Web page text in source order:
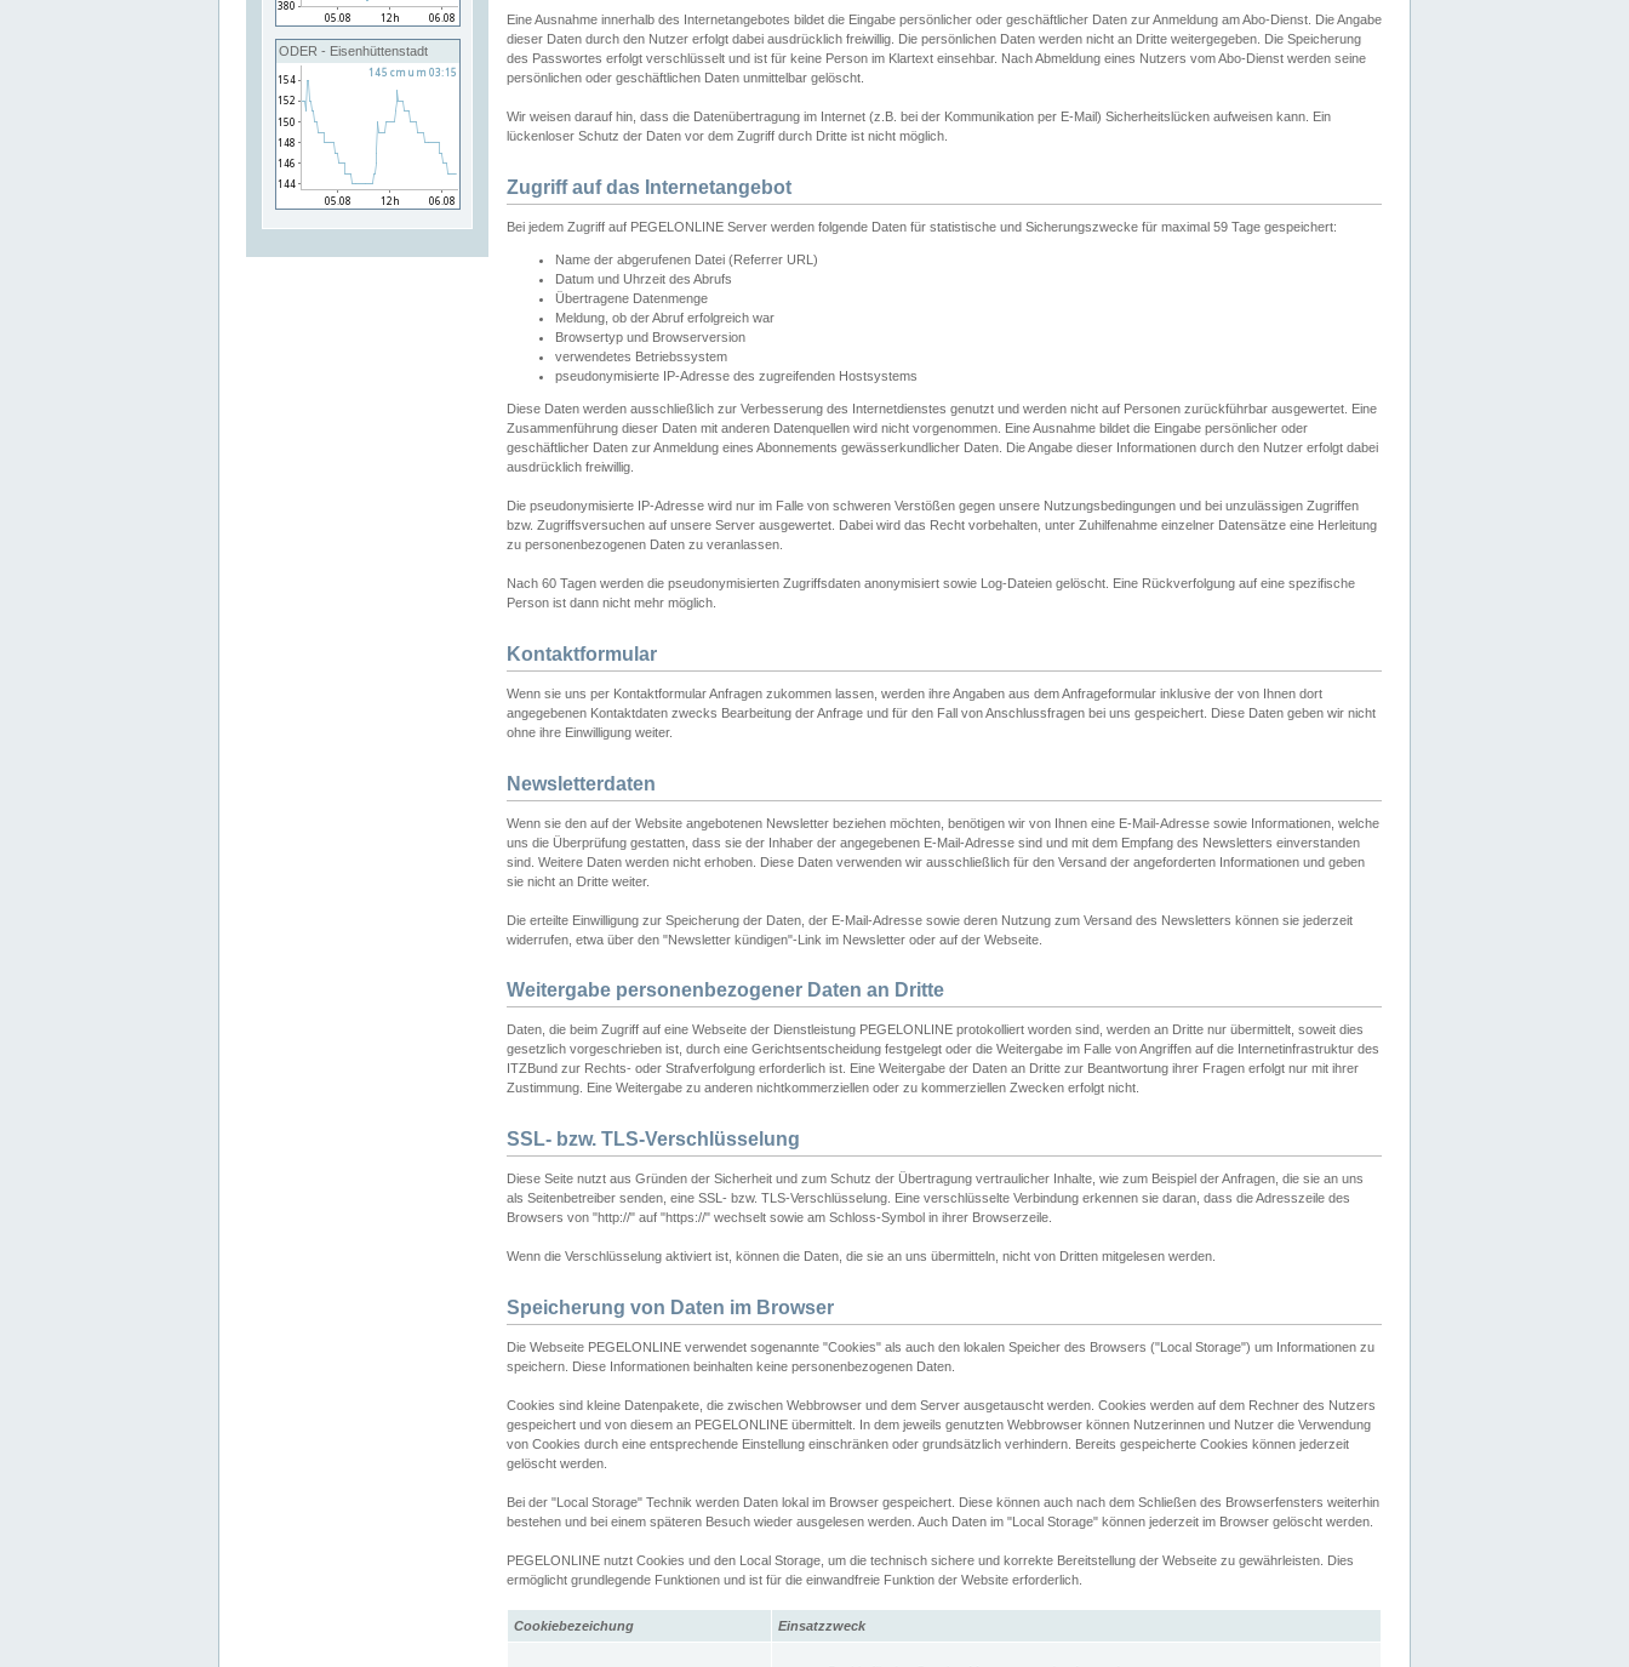
ODER - Eisenhüttenstadt
Eine Ausnahme innerhalb des Internetangebotes bildet die Eingabe persönlicher oder geschäftlicher Daten zur Anmeldung am Abo-Dienst. Die Angabe
dieser Daten durch den Nutzer erfolgt dabei ausdrücklich freiwillig. Die persönlichen Daten werden nicht an Dritte weitergegeben. Die Speicherung
des Passwortes erfolgt verschlüsselt und ist für keine Person im Klartext einsehbar. Nach Abmeldung eines Nutzers vom Abo-Dienst werden seine
persönlichen oder geschäftlichen Daten unmittelbar gelöscht.
Wir weisen darauf hin, dass die Datenübertragung im Internet (z.B. bei der Kommunikation per E-Mail) Sicherheitslücken aufweisen kann. Ein
lückenloser Schutz der Daten vor dem Zugriff durch Dritte ist nicht möglich.
Zugriff auf das Internetangebot
Bei jedem Zugriff auf PEGELONLINE Server werden folgende Daten für statistische und Sicherungszwecke für maximal 59 Tage gespeichert:
Name der abgerufenen Datei (Referrer URL)
Datum und Uhrzeit des Abrufs
Übertragene Datenmenge
Meldung, ob der Abruf erfolgreich war
Browsertyp und Browserversion
verwendetes Betriebssystem
pseudonymisierte IP-Adresse des zugreifenden Hostsystems
Diese Daten werden ausschließlich zur Verbesserung des Internetdienstes genutzt und werden nicht auf Personen zurückführbar ausgewertet. Eine
Zusammenführung dieser Daten mit anderen Datenquellen wird nicht vorgenommen. Eine Ausnahme bildet die Eingabe persönlicher oder
geschäftlicher Daten zur Anmeldung eines Abonnements gewässerkundlicher Daten. Die Angabe dieser Informationen durch den Nutzer erfolgt dabei
ausdrücklich freiwillig.
Die pseudonymisierte IP-Adresse wird nur im Falle von schweren Verstößen gegen unsere Nutzungsbedingungen und bei unzulässigen Zugriffen
bzw. Zugriffsversuchen auf unsere Server ausgewertet. Dabei wird das Recht vorbehalten, unter Zuhilfenahme einzelner Datensätze eine Herleitung
zu personenbezogenen Daten zu veranlassen.
Nach 60 Tagen werden die pseudonymisierten Zugriffsdaten anonymisiert sowie Log-Dateien gelöscht. Eine Rückverfolgung auf eine spezifische
Person ist dann nicht mehr möglich.
Kontaktformular
Wenn sie uns per Kontaktformular Anfragen zukommen lassen, werden ihre Angaben aus dem Anfrageformular inklusive der von Ihnen dort
angegebenen Kontaktdaten zwecks Bearbeitung der Anfrage und für den Fall von Anschlussfragen bei uns gespeichert. Diese Daten geben wir nicht
ohne ihre Einwilligung weiter.
Newsletterdaten
Wenn sie den auf der Website angebotenen Newsletter beziehen möchten, benötigen wir von Ihnen eine E-Mail-Adresse sowie Informationen, welche
uns die Überprüfung gestatten, dass sie der Inhaber der angegebenen E-Mail-Adresse sind und mit dem Empfang des Newsletters einverstanden
sind. Weitere Daten werden nicht erhoben. Diese Daten verwenden wir ausschließlich für den Versand der angeforderten Informationen und geben
sie nicht an Dritte weiter.
Die erteilte Einwilligung zur Speicherung der Daten, der E-Mail-Adresse sowie deren Nutzung zum Versand des Newsletters können sie jederzeit
widerrufen, etwa über den "Newsletter kündigen"-Link im Newsletter oder auf der Webseite.
Weitergabe personenbezogener Daten an Dritte
Daten, die beim Zugriff auf eine Webseite der Dienstleistung PEGELONLINE protokolliert worden sind, werden an Dritte nur übermittelt, soweit dies
gesetzlich vorgeschrieben ist, durch eine Gerichtsentscheidung festgelegt oder die Weitergabe im Falle von Angriffen auf die Internetinfrastruktur des
ITZBund zur Rechts- oder Strafverfolgung erforderlich ist. Eine Weitergabe der Daten an Dritte zur Beantwortung ihrer Fragen erfolgt nur mit ihrer
Zustimmung. Eine Weitergabe zu anderen nichtkommerziellen oder zu kommerziellen Zwecken erfolgt nicht.
SSL- bzw. TLS-Verschlüsselung
Diese Seite nutzt aus Gründen der Sicherheit und zum Schutz der Übertragung vertraulicher Inhalte, wie zum Beispiel der Anfragen, die sie an uns
als Seitenbetreiber senden, eine SSL- bzw. TLS-Verschlüsselung. Eine verschlüsselte Verbindung erkennen sie daran, dass die Adresszeile des
Browsers von "http://" auf "https://" wechselt sowie am Schloss-Symbol in ihrer Browserzeile.
Wenn die Verschlüsselung aktiviert ist, können die Daten, die sie an uns übermitteln, nicht von Dritten mitgelesen werden.
Speicherung von Daten im Browser
Die Webseite PEGELONLINE verwendet sogenannte "Cookies" als auch den lokalen Speicher des Browsers ("Local Storage") um Informationen zu
speichern. Diese Informationen beinhalten keine personenbezogenen Daten.
Cookies sind kleine Datenpakete, die zwischen Webbrowser und dem Server ausgetauscht werden. Cookies werden auf dem Rechner des Nutzers
gespeichert und von diesem an PEGELONLINE übermittelt. In dem jeweils genutzten Webbrowser können Nutzerinnen und Nutzer die Verwendung
von Cookies durch eine entsprechende Einstellung einschränken oder grundsätzlich verhindern. Bereits gespeicherte Cookies können jederzeit
gelöscht werden.
Bei der "Local Storage" Technik werden Daten lokal im Browser gespeichert. Diese können auch nach dem Schließen des Browserfensters weiterhin
bestehen und bei einem späteren Besuch wieder ausgelesen werden. Auch Daten im "Local Storage" können jederzeit im Browser gelöscht werden.
PEGELONLINE nutzt Cookies und den Local Storage, um die technisch sichere und korrekte Bereitstellung der Webseite zu gewährleisten. Dies
ermöglicht grundlegende Funktionen und ist für die einwandfreie Funktion der Website erforderlich.
Cookiebezeichung Einsatzzweck